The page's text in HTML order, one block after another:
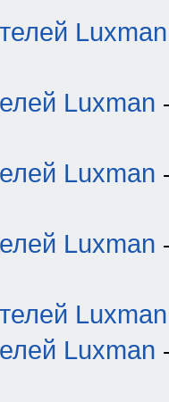
Luxman
Luxman
Luxman
Luxman
Luxman
Luxman